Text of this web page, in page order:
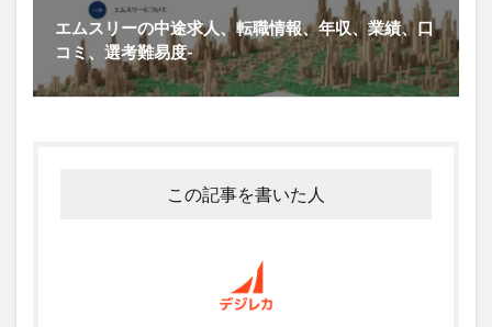
エムスリーの中途求人、転職情報、年収、業績、口
コミ、選考難易度-
この記事を書いた人